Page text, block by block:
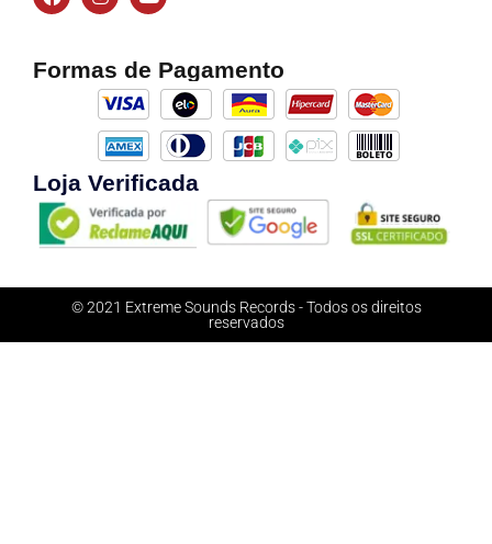
Formas de Pagamento
Loja Verificada
© 2021 Extreme Sounds Records - Todos os direitos
reservados